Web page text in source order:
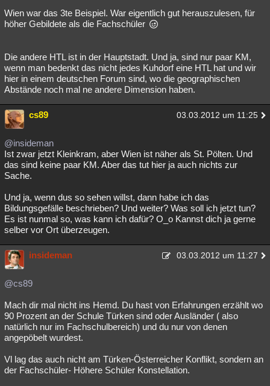
Wien war das 3te Beispiel. War eigentlich gut herauszulesen, für
höher Gebildete als die Fachschüler
Die andere HTL ist in der Hauptstadt. Und ja, sind nur paar KM,
wenn man bedenkt das nicht jedes Kuhdorf eine HTL hat und wir
hier in einem deutschen Forum sind, wo die geographischen
Abstände noch mal ne andere Dimension haben.
cs89 03.03.2012 um 11:25
@insideman
Ist zwar jetzt Kleinkram, aber Wien ist näher als St. Pölten. Und
das sind keine paar KM. Aber das tut hier ja auch nichts zur
Sache.
Und ja, wenn dus so sehen willst, dann habe ich das
Bildungsgefälle beschrieben? Und weiter? Was soll ich jetzt tun?
Es ist nunmal so, was kann ich dafür? O_o Kannst dich ja gerne
selber vor Ort überzeugen.
insideman 03.03.2012 um 11:27
@cs89
Mach dir mal nicht ins Hemd. Du hast von Erfahrungen erzählt wo
90 Prozent an der Schule Türken sind oder Ausländer ( also
natürlich nur im Fachschulbereich) und du nur von denen
angepöbelt wurdest.
Vl lag das auch nicht am Türken-Österreicher Konflikt, sondern an
der Fachschüler- Höhere Schüler Konstellation.